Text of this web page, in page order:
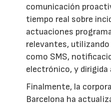
comunicación
tiempo real sobre
actuaciones
relevantes,
como SMS,
electrónico, y
Finalmente, la
Barcelona ha